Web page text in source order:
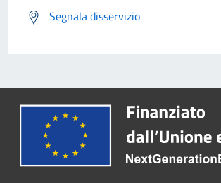
Segnala disservizio